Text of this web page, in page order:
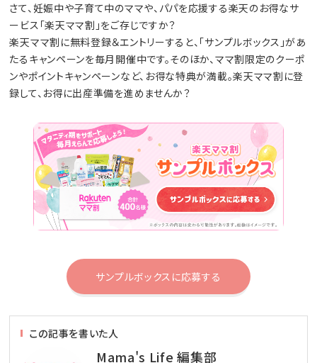
さて、妊娠中や子育て中のママや、パパを応援する楽天のお得なサ
ービス「楽天ママ割」をご存じですか？
楽天ママ割に無料登録＆エントリーすると、「サンプルボックス」があ
たるキャンペーンを毎月開催中です。そのほか、ママ割限定のクーポ
ンやポイントキャンペーンなど、お得な特典が満載。楽天ママ割に登
録して、お得に出産準備を進めませんか？
サンプルボックスに応募する
この記事を書いた人
Mama's Life 編集部